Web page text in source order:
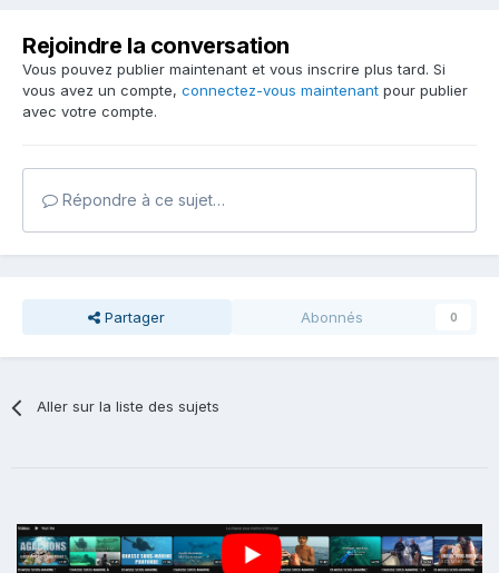
Rejoindre la conversation
Vous pouvez publier maintenant et vous inscrire plus tard. Si
vous avez un compte, connectez-vous maintenant pour publier
avec votre compte.
Répondre à ce sujet…
Partager Abonnés 0
Aller sur la liste des sujets